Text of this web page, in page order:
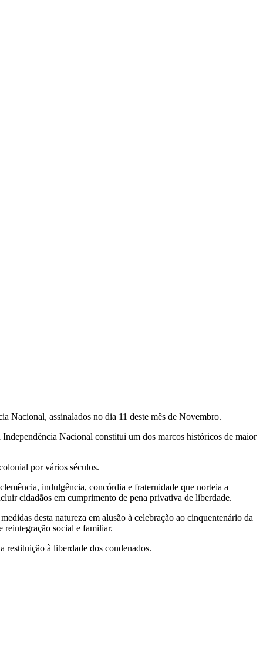
Nacional, assinalados no dia 11 deste mês de Novembro.
Nacional constitui um dos marcos históricos de maior
por vários séculos.
indulgência, concórdia e fraternidade que norteia a
cidadãos em cumprimento de pena privativa de liberdade.
desta natureza em alusão à celebração ao cinquentenário da
reintegração social e familiar.
restituição à liberdade dos condenados.